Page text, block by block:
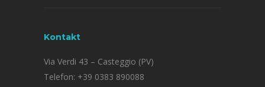
Kontakt
Via Verdi 43 – Casteggio (PV)
Telefon: +39 0383 890088